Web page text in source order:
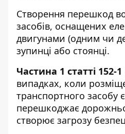
Створення перешкод
засобів, оснащених
двигунами (одним чи
зупинці або стоянці.
Частина 1 статті 152-
випадках, коли
транспортного засобу
перешкоджає
створює загрозу